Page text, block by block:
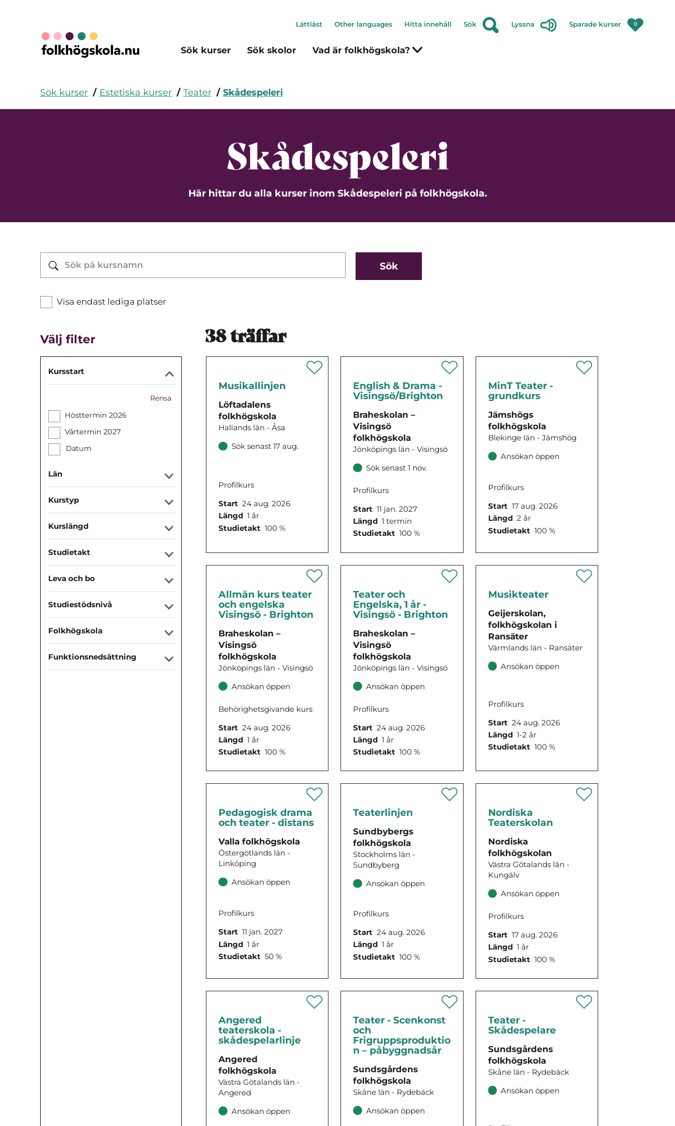
Sök kurser Sök skolor Vad är folkhögskola?
Lättläst Other languages Hitta innehåll Sök Lyssna Sparade kurser 0
Sök kurser Estetiska kurser Teater Skådespeleri
Skådespeleri
Här hittar du alla kurser inom Skådespeleri på folkhögskola.
Visa endast lediga platser
Välj filter 38träffar
Kursstart
Rensa
Hösttermin 2026
Vårtermin 2027
Datum
Län
Kurstyp
Kurslängd
Studietakt
Leva och bo
Studiestödsnivå
Folkhögskola
Funktionsnedsättning
Musikallinjen
Löftadalens
folkhögskola
Hallands län - Åsa
Sök senast 17 aug.
Profilkurs
Start 24 aug. 2026
Längd 1 år
Studietakt 100 %
English & Drama -
Visingsö/Brighton
Braheskolan –
Visingsö
folkhögskola
Jönköpings län - Visingsö
Sök senast 1 nov.
Profilkurs
Start 11 jan. 2027
Längd 1 termin
Studietakt 100 %
MinT Teater -
grundkurs
Jämshögs
folkhögskola
Blekinge län - Jämshög
Ansökan öppen
Profilkurs
Start 17 aug. 2026
Längd 2 år
Studietakt 100 %
Allmän kurs teater
och engelska
Visingsö - Brighton
Braheskolan –
Visingsö
folkhögskola
Jönköpings län - Visingsö
Ansökan öppen
Behörighetsgivande kurs
Start 24 aug. 2026
Längd 1 år
Studietakt 100 %
Teater och
Engelska, 1 år -
Visingsö - Brighton
Braheskolan –
Visingsö
folkhögskola
Jönköpings län - Visingsö
Ansökan öppen
Profilkurs
Start 24 aug. 2026
Längd 1 år
Studietakt 100 %
Musikteater
Geijerskolan,
folkhögskolan i
Ransäter
Värmlands län - Ransäter
Ansökan öppen
Profilkurs
Start 24 aug. 2026
Längd 1-2 år
Studietakt 100 %
Pedagogisk drama
och teater - distans
Valla folkhögskola
Östergötlands län -
Linköping
Ansökan öppen
Profilkurs
Start 11 jan. 2027
Längd 1 år
Studietakt 50 %
Teaterlinjen
Sundbybergs
folkhögskola
Stockholms län -
Sundbyberg
Ansökan öppen
Profilkurs
Start 24 aug. 2026
Längd 1 år
Studietakt 100 %
Nordiska
Teaterskolan
Nordiska
folkhögskolan
Västra Götalands län -
Kungälv
Ansökan öppen
Profilkurs
Start 17 aug. 2026
Längd 1 år
Studietakt 100 %
Angered
teaterskola -
skådespelarlinje
Angered
folkhögskola
Västra Götalands län -
Angered
Ansökan öppen
Teater - Scenkonst
och
Frigruppsproduktio
n – påbyggnadsår
Sundsgårdens
folkhögskola
Skåne län - Rydebäck
Ansökan öppen
Teater -
Skådespelare
Sundsgårdens
folkhögskola
Skåne län - Rydebäck
Ansökan öppen